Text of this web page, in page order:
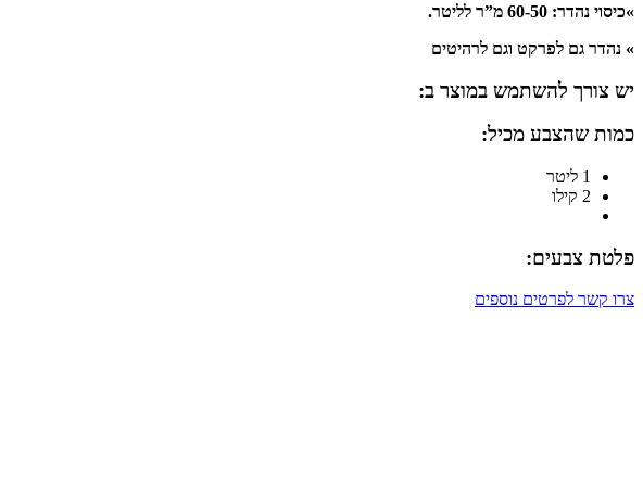
»כיסוי נהדר: 60-50 מ”ר לליטר.
» נהדר גם לפרקט וגם לרהיטים
יש צורך להשתמש במוצר ב:
כמות שהצבע מכיל:
1 ליטר
2 קילו
פלטת צבעים:
צרו קשר לפרטים נוספים